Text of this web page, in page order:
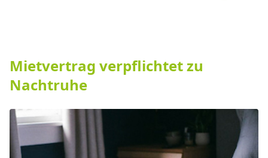
Mietvertrag verpflichtet zu
Nachtruhe